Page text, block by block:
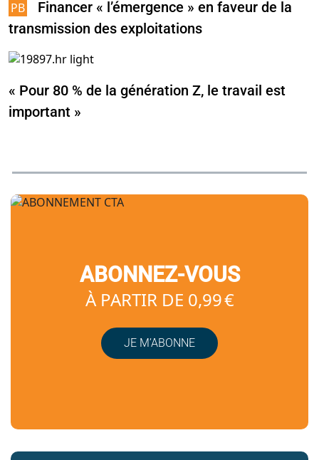
Financer « l’émergence » en faveur de la
transmission des exploitations
« Pour 80 % de la génération Z, le travail est
important »
ABONNEZ-VOUS
À PARTIR DE 0,99 €
JE M’ABONNE